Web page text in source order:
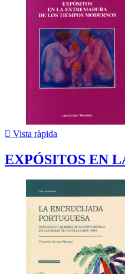
 Vista ràpida
EXPÓSITOS EN